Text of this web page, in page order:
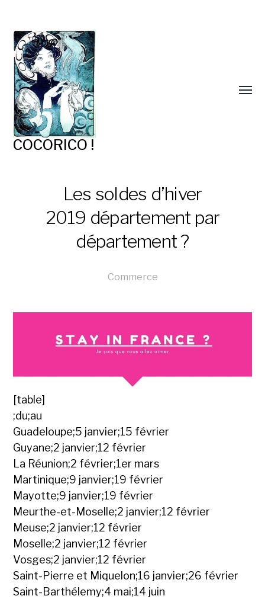
COCORICO !
Les soldes d’hiver
2019 département par
département ?
Commerce
[table]
;du;au
Guadeloupe;5 janvier;15 février
Guyane;2 janvier;12 février
La Réunion;2 février;1er mars
Martinique;9 janvier;19 février
Mayotte;9 janvier;19 février
Meurthe-et-Moselle;2 janvier;12 février
Meuse;2 janvier;12 février
Moselle;2 janvier;12 février
Vosges;2 janvier;12 février
Saint-Pierre et Miquelon;16 janvier;26 février
Saint-Barthélemy;4 mai;14 juin